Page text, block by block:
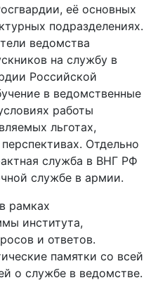
её основных
подразделениях.
ведомства
на службу в
Российской
в ведомственные
работы
льготах,
Отдельно
служба в ВНГ РФ
службе в армии.
рамках
института,
и ответов.
памятки со всей
о службе в ведомстве.